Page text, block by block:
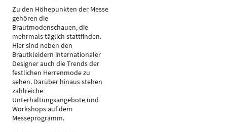
Zu den Höhepunkten der Messe
gehören die
Brautmodenschauen, die
mehrmals täglich stattfinden.
Hier sind neben den
Brautkleidern internationaler
Designer auch die Trends der
festlichen Herrenmode zu
sehen. Darüber hinaus stehen
zahlreiche
Unterhaltungsangebote und
Workshops auf dem
Messeprogramm.